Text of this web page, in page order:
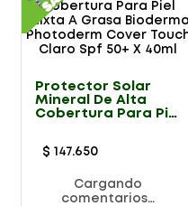
Protector Solar
Mineral De Alta
Cobertura Para Piel
Photoderm Cover
50+ X 40ml
$ 147.650
Cargando
comentarios…